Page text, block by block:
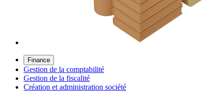
Finance
Gestion de la comptabilité
Gestion de la fiscalité
Création et administration société